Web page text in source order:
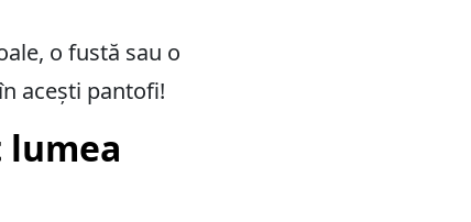
o fustă sau o
acești pantofi!
lumea